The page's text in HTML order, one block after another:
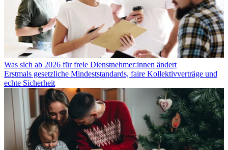
Was sich ab 2026 für freie Dienstnehmer:innen ändert
Erstmals gesetzliche Mindeststandards, faire Kollektivverträge und
echte Sicherheit